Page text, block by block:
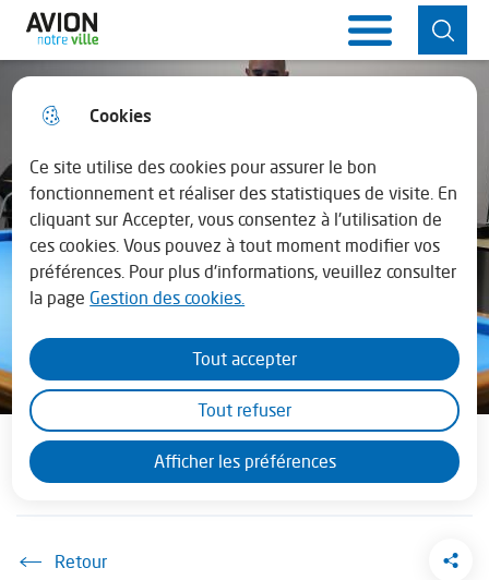
Cookies
Ce site utilise des cookies pour assurer le bon
fonctionnement et réaliser des statistiques de visite. En
cliquant sur Accepter, vous consentez à l'utilisation de
ces cookies. Vous pouvez à tout moment modifier vos
préférences. Pour plus d'informations, veuillez consulter
la page Gestion des cookies.
Afficher les préférences
Tout accepter
Tout refuser
Aller
au
menu
principal
Consulter
le plan du
site
Horaires de la mairie
Lundi : 13h30 - 17h30
Mardi au vendredi : 08h30 - 12h00 et de
13h45 - 17h30
En juillet - août la mairie est fermée le
Ville d'Avion
Sportif
Salle de billard
Accueil